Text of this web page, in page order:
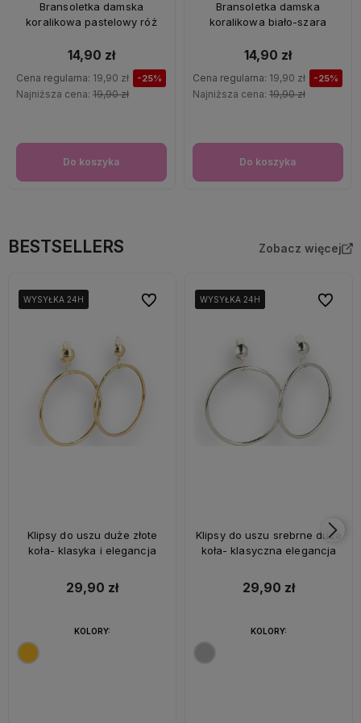
Bransoletka damska
koralikowa pastelowy róż
14,90 zł
Cena regularna: 19,90 zł -25%
Najniższa cena:19,90 zł
Do koszyka
Bransoletka damska
koralikowa biało-szara
14,90 zł
Cena regularna: 19,90 zł -25%
Najniższa cena: 19,90 zł
Do koszyka
BESTSELLERS Zobacz więcej
WYSYŁKA 24H
WYSYŁKA 24H
WYSYŁKA 24H
Klipsy do uszu duże złote
koła- klasyka i elegancja
29,90 zł
KOLORY:
Do ulubionychWYSYŁKA 24H
WYSYŁKA 24H
WYSYŁKA 24H
Klipsy do uszu srebrne duże
koła- klasyczna elegancja
29,90 zł
KOLORY:
Do